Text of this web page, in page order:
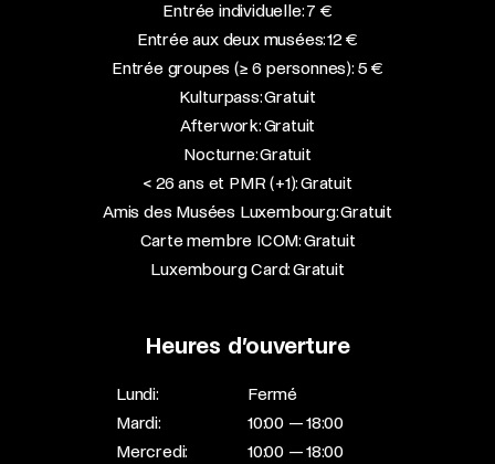
Entrée individuelle: 7 €
Entrée aux deux musées: 12 €
Entrée groupes (≥ 6 personnes): 5 €
Kulturpass: Gratuit
Afterwork: Gratuit
Nocturne: Gratuit
< 26 ans et PMR (+1): Gratuit
Amis des Musées Luxembourg: Gratuit
Carte membre ICOM: Gratuit
Luxembourg Card: Gratuit
Heures d’ouverture
Lundi:
Fermé
Mardi:
10:00 — 18:00
Mercredi:
10:00 — 18:00